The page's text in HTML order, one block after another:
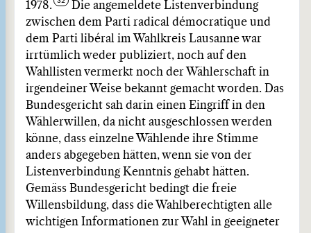
1978.
Die angemeldete Listenverbindung
zwischen dem Parti radical démocratique und
dem Parti libéral im Wahlkreis Lausanne war
irrtümlich weder publiziert, noch auf den
Wahllisten vermerkt noch der Wählerschaft in
irgendeiner Weise bekannt gemacht worden. Das
Bundesgericht sah darin einen Eingriff in den
Wählerwillen, da nicht ausgeschlossen werden
könne, dass einzelne Wählende ihre Stimme
anders abgegeben hätten, wenn sie von der
Listenverbindung Kenntnis gehabt hätten.
Gemäss Bundesgericht bedingt die freie
Willensbildung, dass die Wahlberechtigten alle
wichtigen Informationen zur Wahl in geeigneter